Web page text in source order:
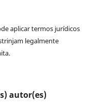
aplicar termos jurídicos
legalmente
autor(es)